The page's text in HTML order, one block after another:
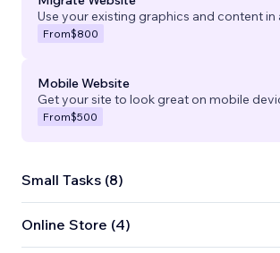
Use your existing graphics and content in
From$800
Mobile Website
Get your site to look great on mobile
From$500
Small Tasks (8)
Online Store (4)